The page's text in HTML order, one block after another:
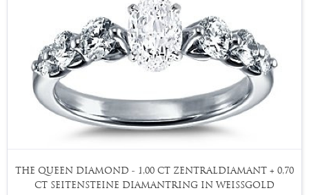
THE QUEEN DIAMOND - 1,00 CT ZENTRALDIAMANT + 0,70
CT SEITENSTEINE DIAMANTRING IN WEISSGOLD